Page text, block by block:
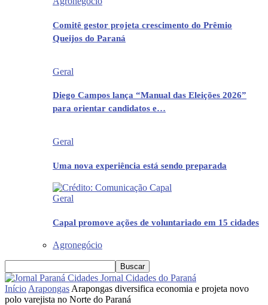
Comitê gestor projeta crescimento do Prêmio
Queijos do Paraná
Geral
Diego Campos lança “Manual das Eleições 2026”
para orientar candidatos e…
Geral
Uma nova experiência está sendo preparada
Geral
Capal promove ações de voluntariado em 15 cidades
Agronegócio
Jornal Cidades do Paraná
Início Arapongas Arapongas diversifica economia e projeta novo
polo varejista no Norte do Paraná